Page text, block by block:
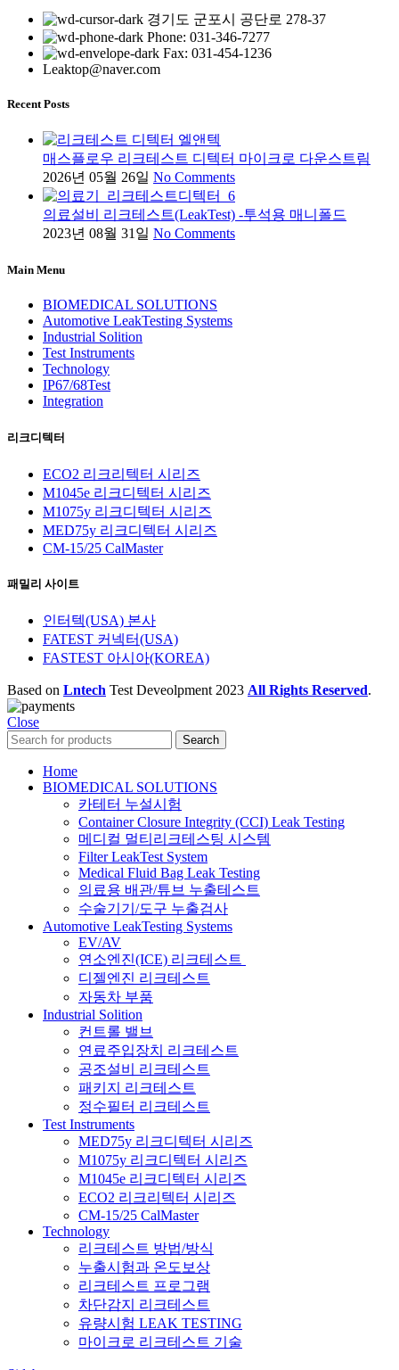
경기도 군포시 공단로 278-37
Phone: 031-346-7277
Fax: 031-454-1236
Leaktop@naver.com
Recent Posts
매스플로우 리크테스트 디텍터 마이크로 다운스트림
2026년 05월 26일 No Comments
의료설비 리크테스트(LeakTest) -투석용 매니폴드
2023년 08월 31일 No Comments
Main Menu
BIOMEDICAL SOLUTIONS
Automotive LeakTesting Systems
Industrial Solition
Test Instruments
Technology
IP67/68Test
Integration
리크디텍터
ECO2 리크리텍터 시리즈
M1045e 리크디텍터 시리즈
M1075y 리크디텍터 시리즈
MED75y 리크디텍터 시리즈
CM-15/25 CalMaster
패밀리 사이트
인터텍(USA) 본사
FATEST 커넥터(USA)
FASTEST 아시아(KOREA)
Based on Lntech Test Deveolpment 2023 All Rights Reserved.
Close
Search
Home
BIOMEDICAL SOLUTIONS
카테터 누설시험
Container Closure Integrity (CCI) Leak Testing
메디컬 멀티리크테스팅 시스템
Filter LeakTest System
Medical Fluid Bag Leak Testing
의료용 배관/튜브 누출테스트
수술기기/도구 누출검사
Automotive LeakTesting Systems
EV/AV
연소엔진(ICE) 리크테스트
디젤엔진 리크테스트
자동차 부품
Industrial Solition
컨트롤 밸브
연료주입장치 리크테스트
공조설비 리크테스트
패키지 리크테스트
정수필터 리크테스트
Test Instruments
MED75y 리크디텍터 시리즈
M1075y 리크디텍터 시리즈
M1045e 리크디텍터 시리즈
ECO2 리크리텍터 시리즈
CM-15/25 CalMaster
Technology
리크테스트 방법/방식
누출시험과 온도보상
리크테스트 프로그램
차단감지 리크테스트
유량시험 LEAK TESTING
마이크로 리크테스트 기술